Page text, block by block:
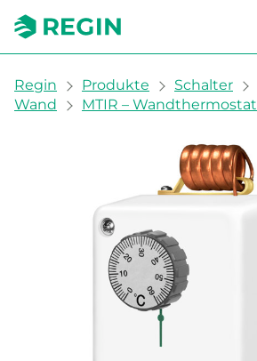
You are here:
Regin Produkte Schalter
Wand
MTIR – Wandthermostat